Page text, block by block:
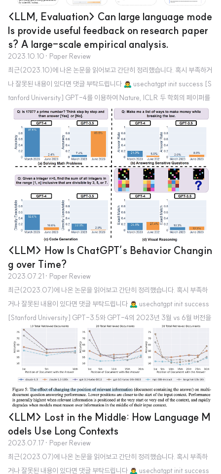
<LLM, Evaluation> Can large language mode
ls provide useful feedback on research paper
s? A large-scale empirical analysis.
2023.10.10 · Paper Review
최근(2023.10)에 나온 논문을 읽어보고 간단히 정리했습니다. 혹시 부족하거
나 잘못된 내용이 있다면 댓글 부탁드립니다 🙇‍♂️ usechatgpt init success [S
tanford University] GPT-4를 이용하여 Nature, ICLR 두 학회의 페이퍼를
review. 고품질 peer review를 받기 어려운 지역의 연구자들에게 유용할 것으
로 보임. 배경 연구 결과에 대해 peer review를 받는 것은 해당 분야의 발전과
직접적인 관련이 있습니다. 이미 오랜 시간에 걸쳐 많은 연구자들은 서로의 연
구 성과를 review하며 각 분야를 발전시켜왔습니다. 그러나 최근 (특히) 인공지
능 분야에 대한 관심이 뜨겁고 실제 연구 성과들도 엄청나게 쏟아져 나오는 상
황에서 고품질의 review..
<LLM> How Is ChatGPT’s Behavior Changin
g over Time?
2023.07.21 · Paper Review
최근(2023.07)에 나온 논문을 읽어보고 간단히 정리했습니다. 혹시 부족하
거나 잘못된 내용이 있다면 댓글 부탁드립니다 🙇‍♂️ usechatgpt init success
[Stanford University] GPT-3.5와 GPT-4의 2023년 3월 vs 6월 버전을
비교. 네 개의 태스크를 통해 GPT가 이전에 비해 열등한 성능을 보인다는 것을
검증 배경 ChatGPT의 성능이 입증된 이후로 OpenAI의 API를 활용하여 연
구를 하거나 서비스를 만드는 것이 아주 보편적인 방식으로 자리잡았습니다. 그
런데 흥미로운 것은 이 API로 배포되는 모델의 버전이 업데이트된다는 것이었
죠. 사실 어떤 식으로 어떤 데이터들로 학습을 하는지에 대해서는 공식적으로
밝혀진 바가 없기에 미스테리로 남은 부분이지만, ..
<LLM> Lost in the Middle: How Language M
odels Use Long Contexts
2023.07.17 · Paper Review
최근(2023.07)에 나온 논문을 읽어보고 간단히 정리했습니다. 혹시 부족하
거나 잘못된 내용이 있다면 댓글 부탁드립니다 🙇‍♂️ usechatgpt init success